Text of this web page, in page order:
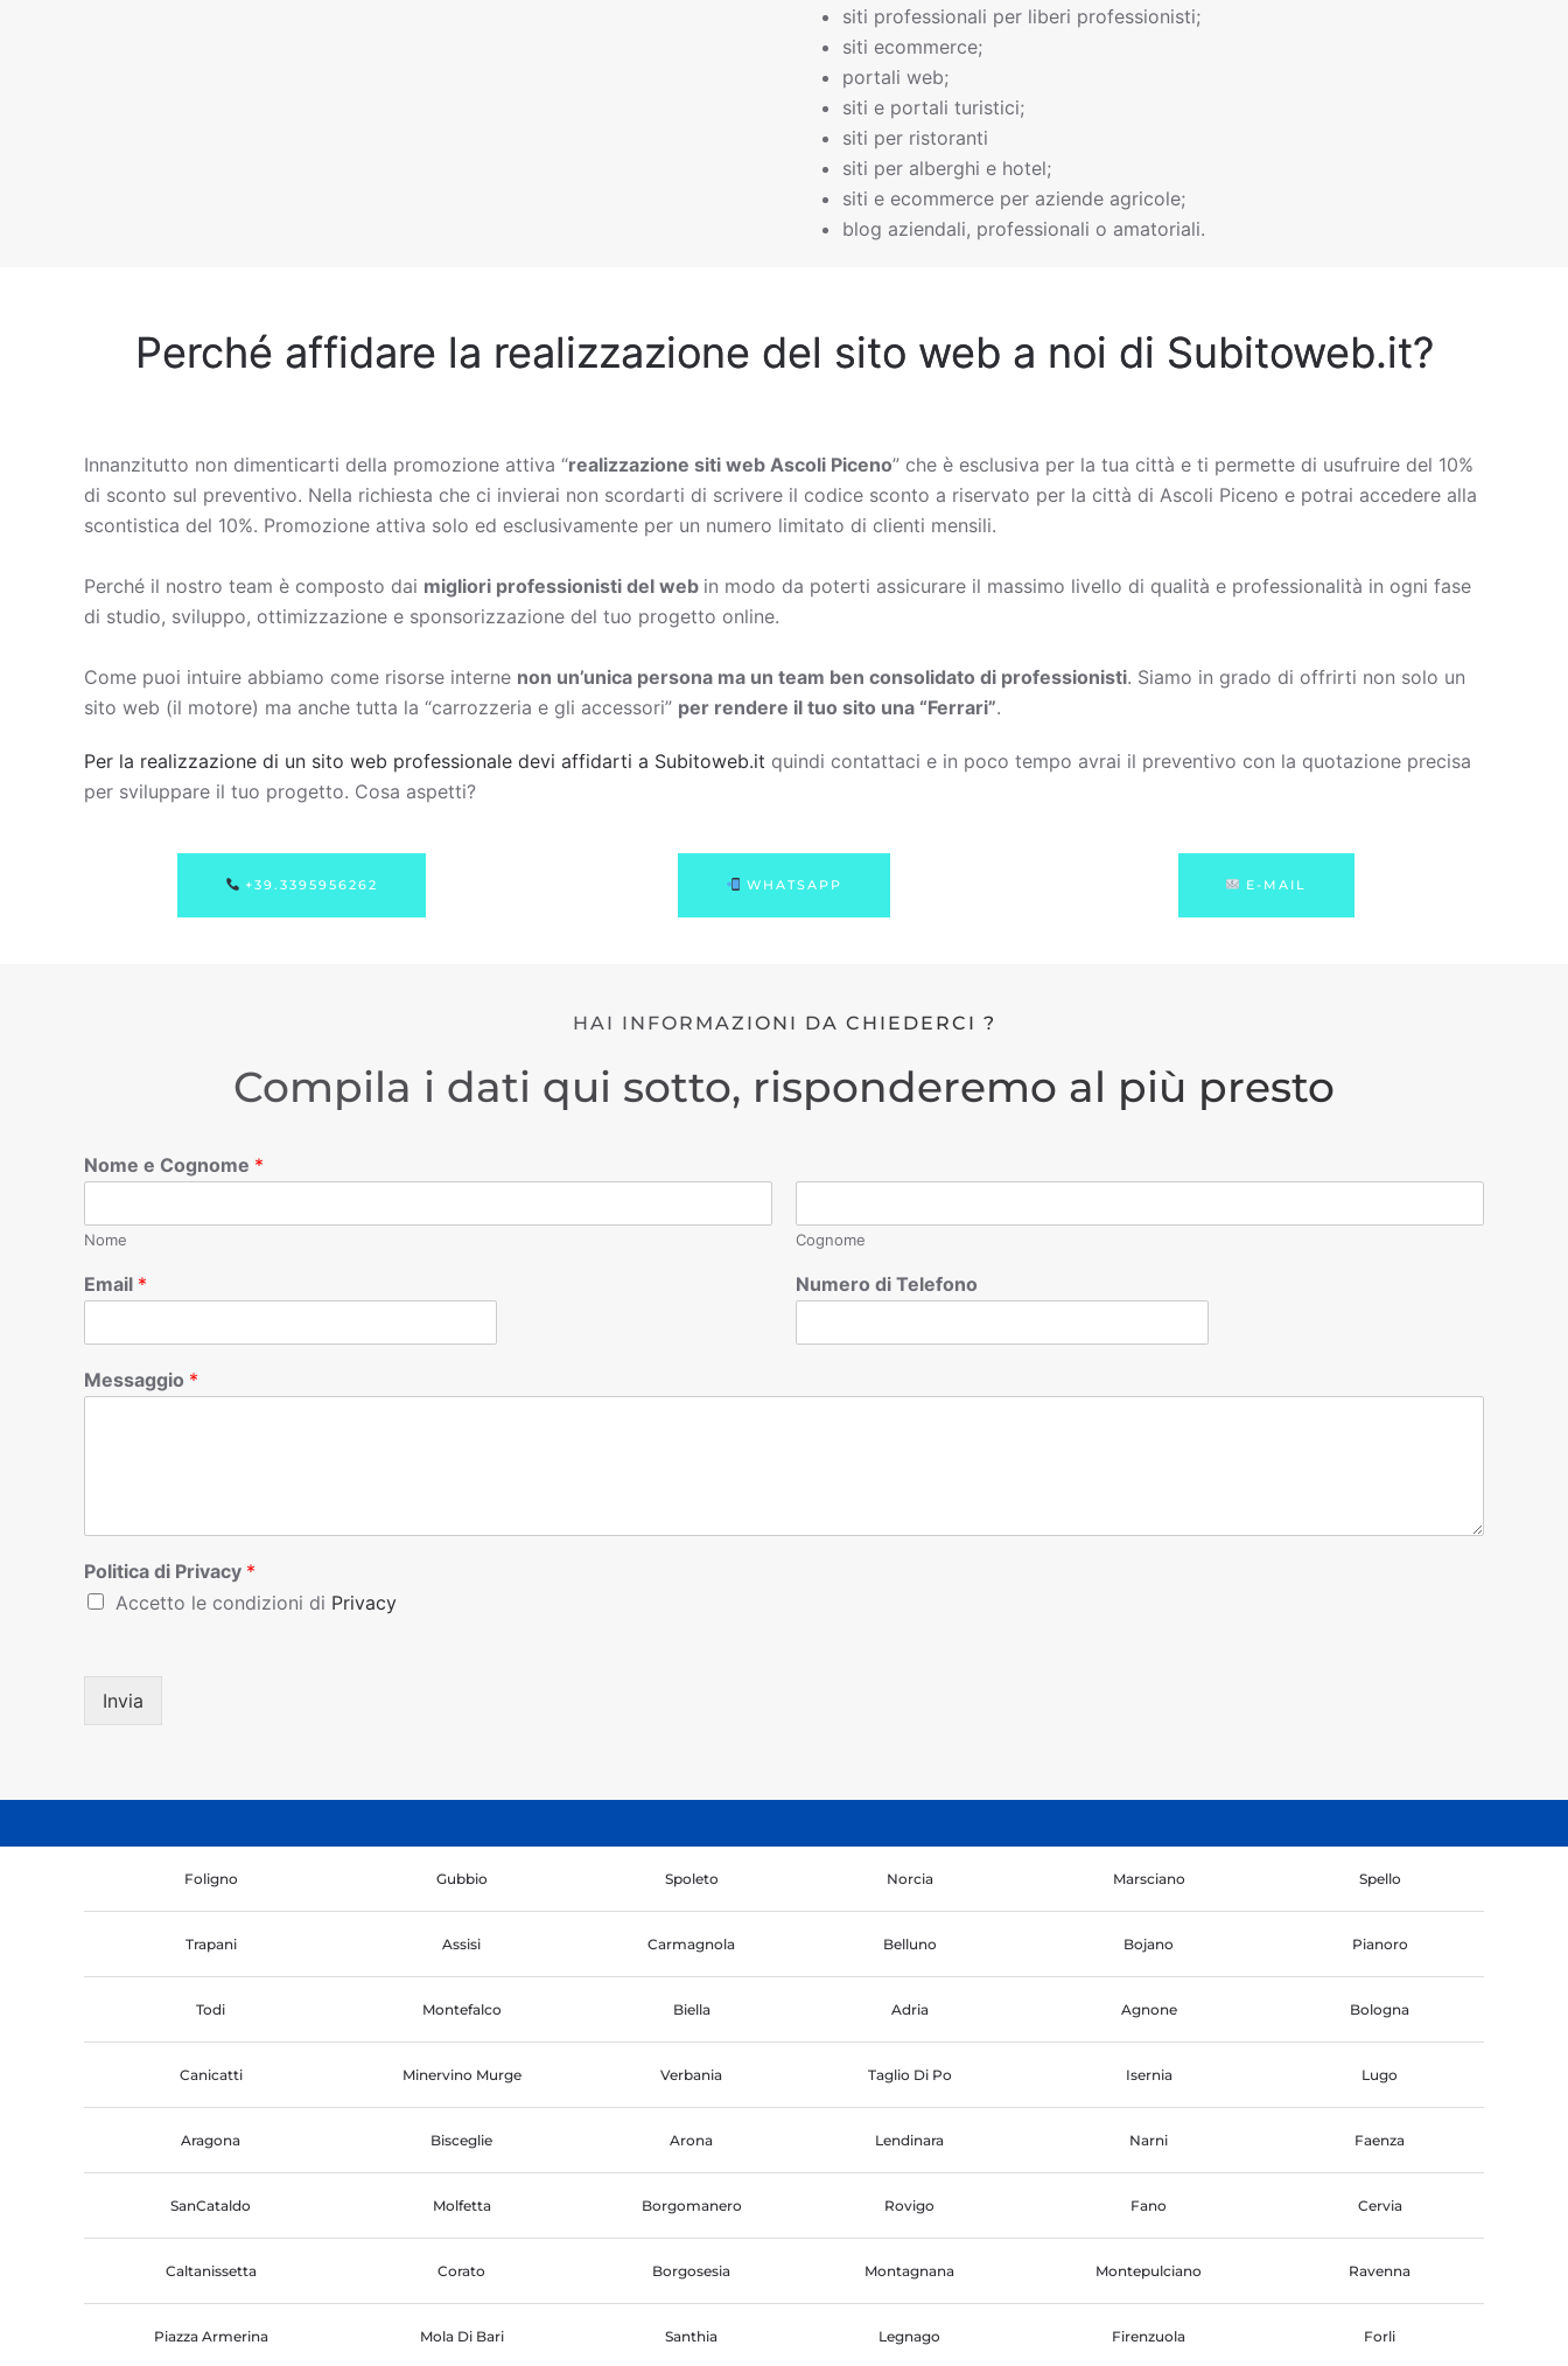
siti professionali per liberi professionisti;
siti ecommerce;
portali web;
siti e portali turistici;
siti per ristoranti
siti per alberghi e hotel;
siti e ecommerce per aziende agricole;
blog aziendali, professionali o amatoriali.
Perché affidare la realizzazione del sito web a noi di Subitoweb.it?
Innanzitutto non dimenticarti della promozione attiva “realizzazione siti web Ascoli Piceno” che è esclusiva per la tua città e ti permette di usufruire del 10%
di sconto sul preventivo. Nella richiesta che ci invierai non scordarti di scrivere il codice sconto a riservato per la città di Ascoli Piceno e potrai accedere alla
scontistica del 10%. Promozione attiva solo ed esclusivamente per un numero limitato di clienti mensili.
Perché il nostro team è composto dai migliori professionisti del web in modo da poterti assicurare il massimo livello di qualità e professionalità in ogni fase
di studio, sviluppo, ottimizzazione e sponsorizzazione del tuo progetto online.
Come puoi intuire abbiamo come risorse interne non un’unica persona ma un team ben consolidato di professionisti. Siamo in grado di offrirti non solo un
sito web (il motore) ma anche tutta la “carrozzeria e gli accessori” per rendere il tuo sito una “Ferrari”.
Per la realizzazione di un sito web professionale devi affidarti a Subitoweb.it quindi contattaci e in poco tempo avrai il preventivo con la quotazione precisa
per sviluppare il tuo progetto. Cosa aspetti?
+39.3395956262 WHATSAPP E-MAIL
HAI INFORMAZIONI DA CHIEDERCI ?
Compila i dati qui sotto, risponderemo al più presto
Nome e Cognome *
Nome Cognome
Email * Numero di Telefono
Messaggio *
Politica di Privacy *
Accetto le condizioni di Privacy
Invia
Foligno Gubbio Spoleto Norcia Marsciano Spello
Trapani Assisi Carmagnola Belluno Bojano Pianoro
Todi Montefalco Biella Adria Agnone Bologna
Canicatti Minervino Murge Verbania Taglio Di Po Isernia Lugo
Aragona Bisceglie Arona Lendinara Narni Faenza
SanCataldo Molfetta Borgomanero Rovigo Fano Cervia
Caltanissetta Corato Borgosesia Montagnana Montepulciano Ravenna
Piazza Armerina Mola Di Bari Santhia Legnago Firenzuola Forli